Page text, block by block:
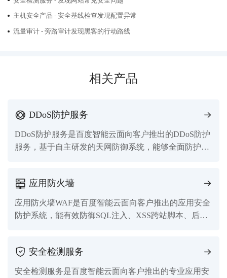
主机安全产品 - 安全基线检查发现配置异常
流量审计 - 旁路审计发现黑客的行动路线
相关产品
DDoS防护服务
DDoS防护服务是百度智能云面向客户推出的DDoS防护
服务，基于自主研发的天网防御系统，能够全面防护各
应用防火墙
应用防火墙WAF是百度智能云面向客户推出的应用安全
防护系统，能有效防御SQL注入、XSS跨站脚本、后门
安全检测服务
安全检测服务是百度智能云面向客户推出的专业应用安